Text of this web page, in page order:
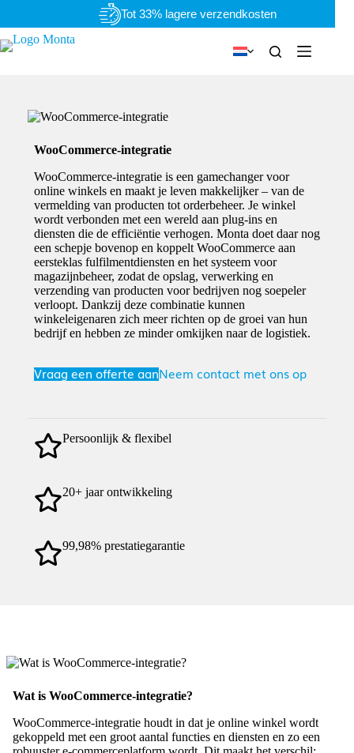
inhoud
Persoonlijk & flexibel
WooCommerce-integratie
WooCommerce-integratie is een gamechanger voor
online winkels en maakt je leven makkelijker – van de
vermelding van producten tot orderbeheer. Je winkel
wordt verbonden met een wereld aan plug-ins en
diensten die de efficiëntie verhogen. Monta doet daar nog
een schepje bovenop en koppelt WooCommerce aan
eersteklas fulfilmentdiensten en het systeem voor
magazijnbeheer, zodat de opslag, verwerking en
verzending van producten voor bedrijven nog soepeler
verloopt. Dankzij deze combinatie kunnen
winkeleigenaren zich meer richten op de groei van hun
bedrijf en hebben ze minder omkijken naar de logistiek.
Vraag een offerte aanNeem contact met ons op
Persoonlijk & flexibel
20+ jaar ontwikkeling
99,98% prestatiegarantie
Wat is WooCommerce-integratie?
WooCommerce-integratie houdt in dat je online winkel wordt
gekoppeld met een groot aantal functies en diensten en zo een